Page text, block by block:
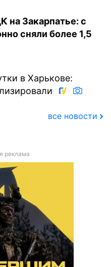
на Закарпатье: с
сняли более 1,5
в Харькове:
все новости
реклама